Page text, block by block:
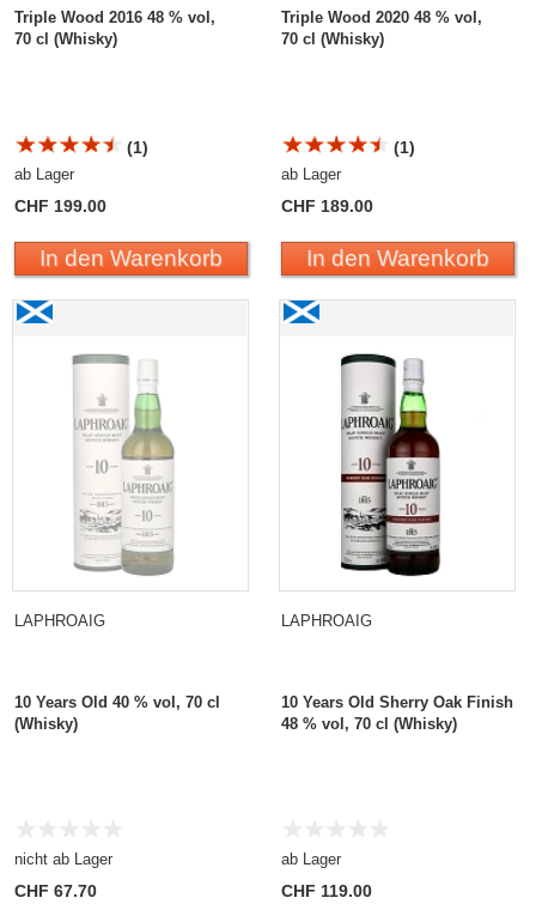
Triple Wood 2016 48 % vol,
70 cl (Whisky)
(1)
ab Lager
CHF 199.00
In den Warenkorb
Triple Wood 2020 48 % vol,
70 cl (Whisky)
(1)
ab Lager
CHF 189.00
In den Warenkorb
Laphroaig 10 Years Old
LAPHROAIG
10 Years Old 40 % vol, 70 cl
(Whisky)
nicht ab Lager
CHF 67.70
Laphroaig 10 Years Old
LAPHROAIG
10 Years Old Sherry Oak Finish
48 % vol, 70 cl (Whisky)
ab Lager
CHF 119.00